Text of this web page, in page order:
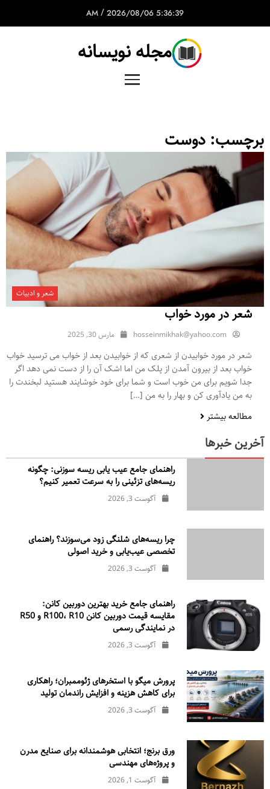
5:36:39 AM
/ 2026/08/06
مجله نویسانه
برچسب: دوست
شعر و ادبیات
شعر در مورد خواب
hosseinmikhak@yahoo.com مارس 30, 2025
شعر در مورد خوابیدن از شعری که از خوابیدن بعد از خواب می ترسید خواب
خواب بعد از بیرون آمدن از پلک من اما اشک آن را از دست نمی دهد اگر
جدا شویم برای من خوب است و شما برای خود خوشایند هستید لبخندت را
به من یادآوری کن و بهار را به من […]
مطالعه بیشتر
آخرین خبرها
راهنمای جامع عیب یابی ریسه سوزنی: چگونه
ریسه‌های تزئینی را به سرعت تعمیر کنیم؟
آگوست 3, 2026
چرا ریسه‌های شلنگی زود می‌سوزند؟ راهنمای
تخصصی عیب‌یابی و خرید اصولی
آگوست 3, 2026
راهنمای جامع خرید بهترین دوربین کانن:
مقایسه قیمت دوربین کانن R100، R10 و R50
در نمایندگی رسمی
آگوست 3, 2026
پرورش میگو با استخرهای ژئوممبران؛ راهکاری
برای کاهش هزینه و افزایش راندمان تولید
آگوست 3, 2026
ورق برنج؛ انتخابی هوشمندانه برای صنایع مدرن
و پروژه‌های مهندسی
آگوست 1, 2026